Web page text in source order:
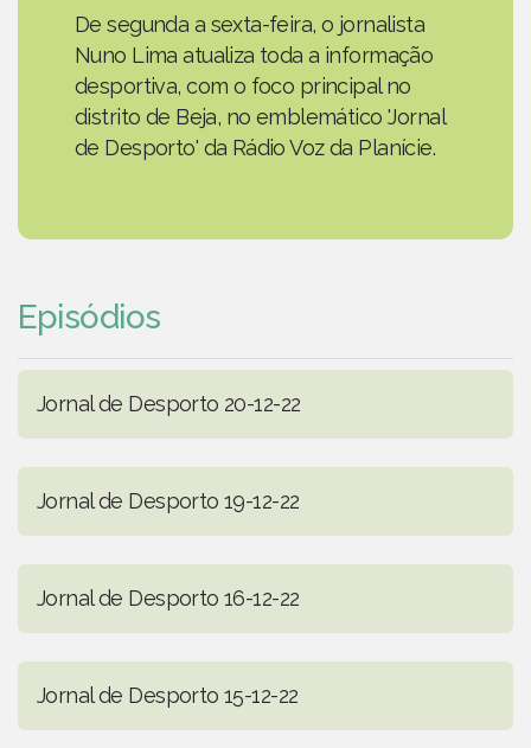
De segunda a sexta-feira, o jornalista
Nuno Lima atualiza toda a informação
desportiva, com o foco principal no
distrito de Beja, no emblemático 'Jornal
de Desporto' da Rádio Voz da Planície.
Episódios
Jornal de Desporto 20-12-22
Jornal de Desporto 19-12-22
Jornal de Desporto 16-12-22
Jornal de Desporto 15-12-22